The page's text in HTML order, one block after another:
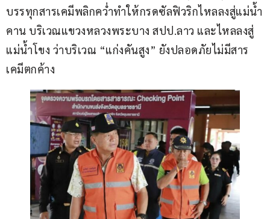
บรรทุกสารเคมีพลิกคว่ำทำให้กรดซัลฟิวริกไหลลงสู่แม่น้ำ
คาน บริเวณแขวงหลวงพระบาง สปป.ลาว และไหลลงสู่
แม่น้ำโขง ว่าบริเวณ “แก่งคันสูง” ยังปลอดภัยไม่มีสาร
เคมีตกค้าง